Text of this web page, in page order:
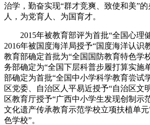
治学，勤奋实现“群才竞爽、致使和美”
人，为党育人、为国育才。
2015年被教育部评为首批“全国心理健
2016年被国度海洋局授予“国度海洋认识
教育部确定首批为“全国国防教育特色学
务部确定为“全国下层科普步履打算实施
部确定为首批“全国中小学科学教育尝试
区党委、自治区人平易近授予“自治区文
区教育厅授予“广西中小学生发现创制示
文化遗产传承教育示范学校立项扶植单
色学校”。